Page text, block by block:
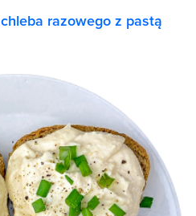
razowego z pastą